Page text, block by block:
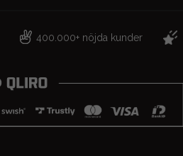
400.000+ nöjda kunder